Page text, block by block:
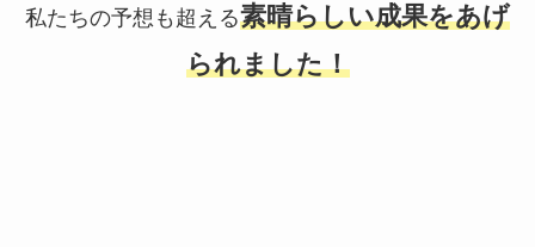
私たちの予想も超える素晴らしい成果をあげ
られました！